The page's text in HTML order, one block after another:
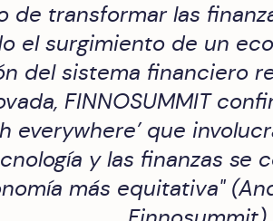
de transformar las
el surgimiento de un
del sistema financiero
FINNOSUMMIT
everywhere’ que
y las finanzas se
más equitativa"